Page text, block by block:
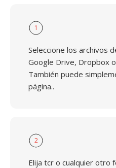
1
Seleccione los archivos
Google Drive, Dropbox
También puede
página..
2
Elija tcr o cualquier otro